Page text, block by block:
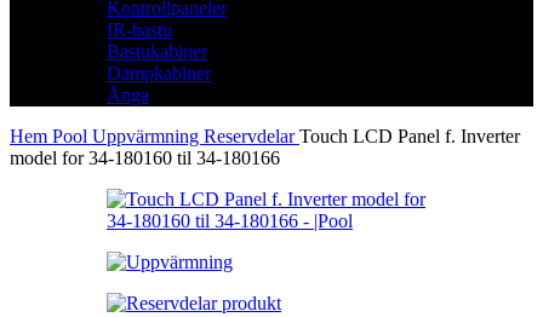
Kontrollpaneler
IR-bastu
Bastukabiner
Dampkabiner
Ånga
Hem Pool Uppvärmning ReservdelarTouch LCD Panel f. Inverter
model for 34-180160 til 34-180166